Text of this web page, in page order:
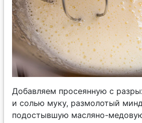
Добавляем просеянную с
и солью муку, размолотый
подостывшую масляно-